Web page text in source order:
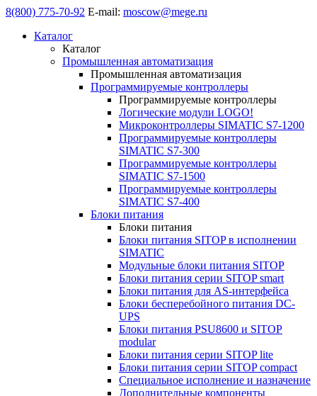
8(800) 775-70-92 E-mail: moscow@mege.ru
Каталог
Каталог
Промышленная автоматизация
Промышленная автоматизация
Программируемые контроллеры
Программируемые контроллеры
Логические модули LOGO!
Микроконтроллеры SIMATIC S7-1200
Программируемые контроллеры
SIMATIC S7-300
Программируемые контроллеры
SIMATIC S7-1500
Программируемые контроллеры
SIMATIC S7-400
Блоки питания
Блоки питания
Блоки питания SITOP в исполнении
SIMATIC
Модульные блоки питания SITOP
Блоки питания серии SITOP smart
Блоки питания для AS-интерфейса
Блоки бесперебойного питания DC-
UPS
Блоки питания PSU8600 и SITOP
modular
Блоки питания серии SITOP lite
Блоки питания серии SITOP compact
Специальное исполнение и назначение
Дополнительные компоненты